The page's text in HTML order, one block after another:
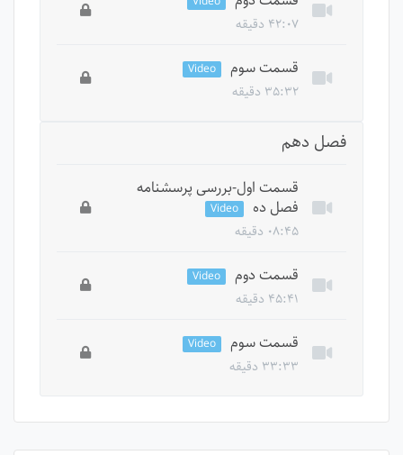
درس ها باید دوره را بخرید.
۴۲:۰۷ دقیقه
این درس خصوصی است، برای دسترسی به تمام
درس ها باید دوره را بخرید.
قسمت سوم Video
۳۵:۳۲ دقیقه
درس ها باید دوره را بخرید.
فصل دهم
قسمت اول-بررسی پرسشنامه
فصل ده
Video
۰۸:۴۵ دقیقه
این درس خصوصی است، برای دسترسی به تمام
درس ها باید دوره را بخرید.
قسمت دوم Video
۴۵:۴۱ دقیقه
این درس خصوصی است، برای دسترسی به تمام
درس ها باید دوره را بخرید.
قسمت سوم Video
۳۳:۳۳ دقیقه
درس ها باید دوره را بخرید.